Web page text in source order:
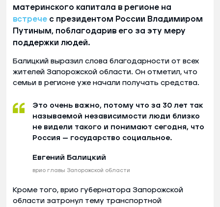
материнского капитала в регионе на
встрече с президентом России Владимиром
Путиным, поблагодарив его за эту меру
поддержки людей.
Балицкий выразил слова благодарности от всех
жителей Запорожской области. Он отметил, что
семьи в регионе уже начали получать средства.
Это очень важно, потому что за 30 лет так
называемой независимости люди близко
не видели такого и понимают сегодня, что
Россия — государство социальное.
Евгений Балицкий
врио главы Запорожской области
Кроме того, врио губернатора Запорожской
области затронул тему транспортной